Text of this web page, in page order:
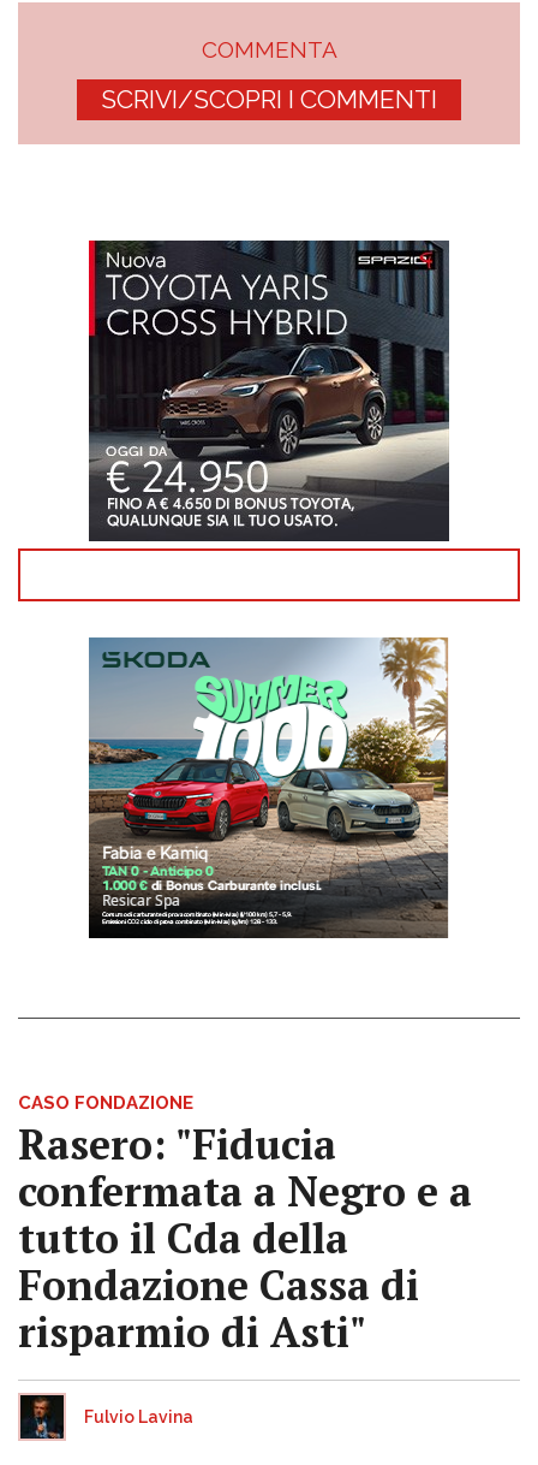
COMMENTA
SCRIVI/SCOPRI I COMMENTI
CASO FONDAZIONE
Rasero: "Fiducia
confermata a Negro e a
tutto il Cda della
Fondazione Cassa di
risparmio di Asti"
Fulvio Lavina